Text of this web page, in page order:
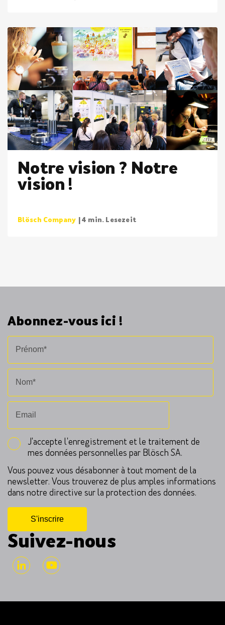
Notre vision ? Notre
vision !
Blösch Company | 4 min. Lesezeit
Abonnez-vous ici !
J'accepte l'enregistrement et le traitement de
mes données personnelles par Blösch SA.
Vous pouvez vous désabonner à tout moment de la
newsletter. Vous trouverez de plus amples informations
dans notre directive sur la protection des données.
Suivez-nous